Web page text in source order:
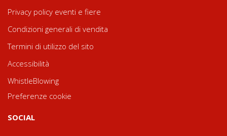
Privacy policy eventi e fiere
Condizioni generali di vendita
Termini di utilizzo del sito
Accessibilità
WhistleBlowing
Preferenze cookie
SOCIAL